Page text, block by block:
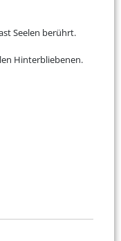
Seelen berührt.
Hinterbliebenen.